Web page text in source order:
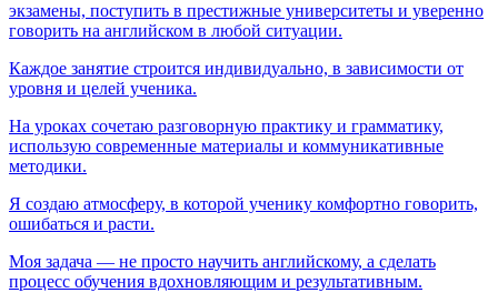
экзамены, поступить в престижные университеты и уверенно
говорить на английском в любой ситуации.
Каждое занятие строится индивидуально, в зависимости от
уровня и целей ученика.
На уроках сочетаю разговорную практику и грамматику,
использую современные материалы и коммуникативные
методики.
Я создаю атмосферу, в которой ученику комфортно говорить,
ошибаться и расти.
Моя задача — не просто научить английскому, а сделать
процесс обучения вдохновляющим и результативным.